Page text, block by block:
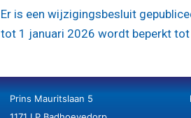
Er is een wijzigingsbesluit
tot 1 januari 2026 wordt beperkt
Prins Mauritslaan 5